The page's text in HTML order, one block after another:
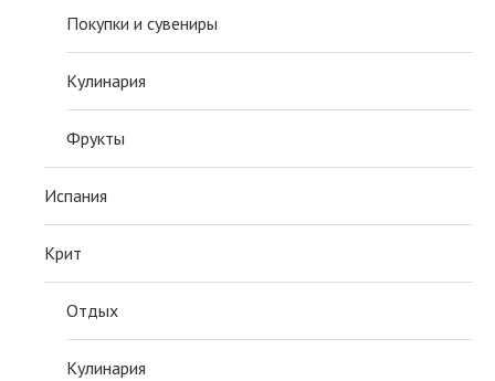
Покупки и сувениры
Кулинария
Фрукты
Испания
Крит
Отдых
Кулинария